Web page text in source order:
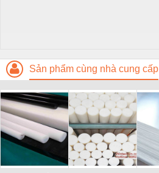
Sản phẩm cùng nhà cung cấp